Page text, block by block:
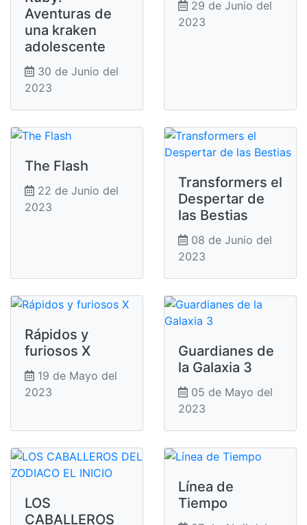
Aventuras de
una kraken
adolescente
30 de Junio del
2023
29 de Junio del
2023
The Flash
22 de Junio del
2023
Transformers el
Despertar de
las Bestias
08 de Junio del
2023
Rápidos y
furiosos X
19 de Mayo del
2023
Guardianes de
la Galaxia 3
05 de Mayo del
2023
LOS
CABALLEROS
Línea de
Tiempo